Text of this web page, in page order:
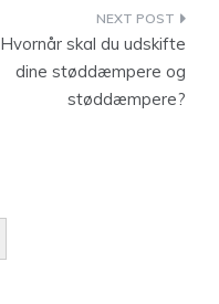
Hvornår skal du udskifte
dine støddæmpere og
støddæmpere?